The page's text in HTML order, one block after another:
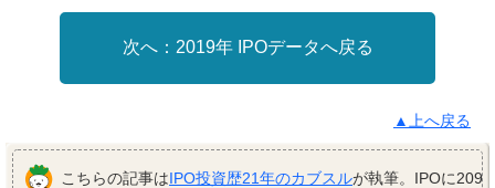
2019年 IPOデータへ戻る
▲上へ戻る
こちらの記事はIPO投資歴21年のカブスルが執筆。IPOに209